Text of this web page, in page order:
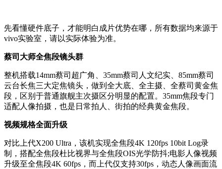
先看懂硬件底子，才能明白成片优势在哪，所有数据均来源于
vivo实验室，请以实际体验为准。
蔡司大师全焦段镜头群
整机搭载14mm蔡司超广角、35mm蔡司人文纪实、85mm蔡司
云台长焦三大定焦镜头，做到全大底、全主摄、全蔡司黄金焦
段，区别于普通旗舰主次摄区分明显的配置。35mm焦段专门
适配人像拍摄，也是日常拍人、街拍的经典黄金焦段。
视频规格全面升级
对比上代X200 Ultra，该机实现全焦段4K 120fps 10bit Log录
制，搭配全焦段杜比视界与全焦段OIS光学防抖;电影人像视频
升级至全焦段4K 60fps，而上代仅支持30fps，动态人像画面流